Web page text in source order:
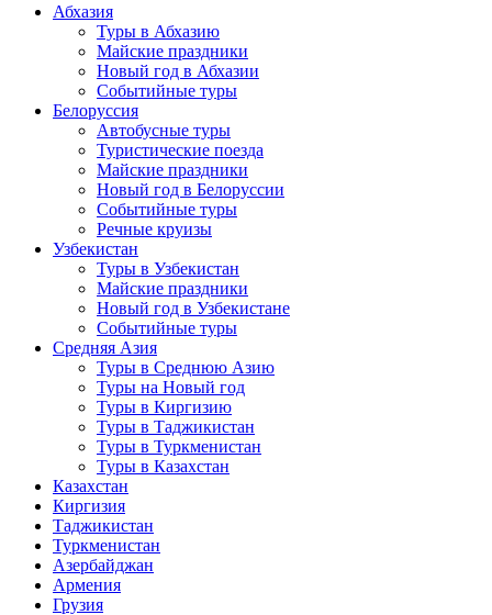
Абхазия
Туры в Абхазию
Майские праздники
Новый год в Абхазии
Событийные туры
Белоруссия
Автобусные туры
Туристические поезда
Майские праздники
Новый год в Белоруссии
Событийные туры
Речные круизы
Узбекистан
Туры в Узбекистан
Майские праздники
Новый год в Узбекистане
Событийные туры
Средняя Азия
Туры в Среднюю Азию
Туры на Новый год
Туры в Киргизию
Туры в Таджикистан
Туры в Туркменистан
Туры в Казахстан
Казахстан
Киргизия
Таджикистан
Туркменистан
Азербайджан
Армения
Грузия